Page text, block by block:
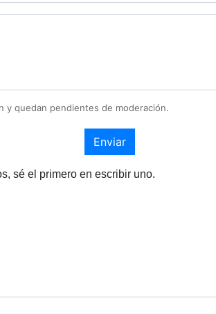
y quedan pendientes de moderación.
Enviar
sé el primero en escribir uno.